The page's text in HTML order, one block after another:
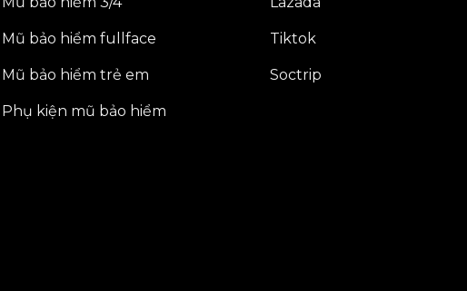
chọn
thể
được
trên
chọn
được
Mũ bảo hiểm fullface
Mũ bảo hiểm trẻ em
Phụ kiện mũ bảo hiểm
Tiktok
Soctrip